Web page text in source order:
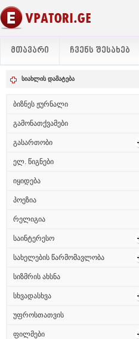
ᲛᲗᲐᲕᲐᲠᲘ ᲩᲕᲔᲜᲡ ᲨᲔᲡᲐᲮᲔᲑ
სიახლის დამატება
ბიზნეს ჟურნალი
გამონათქვამები
გასართობი
ელ. წიგნები
იყიდება
პოეზია
რელიგია
საინტერესო
სახელების წარმომავლობა
სიზმრის ახსნა
სხვადასხვა
უფროსთათვის
ფილმები